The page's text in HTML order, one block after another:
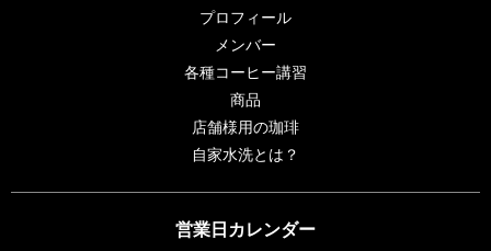
プロフィール
メンバー
各種コーヒー講習
商品
店舗様用の珈琲
自家水洗とは？
営業日カレンダー